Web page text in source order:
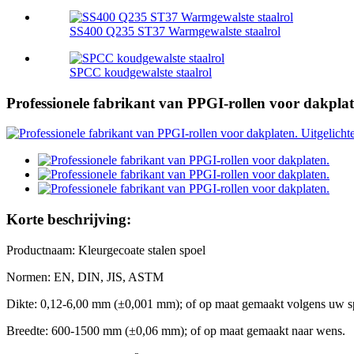
SS400 Q235 ST37 Warmgewalste staalrol
SPCC koudgewalste staalrol
Professionele fabrikant van PPGI-rollen voor
Korte beschrijving:
Productnaam: Kleurgecoate stalen spoel
Normen: EN, DIN, JIS, ASTM
Dikte: 0,12-6,00 mm (±0,001 mm); of op maat gemaakt volgens uw
Breedte: 600-1500 mm (±0,06 mm); of op maat gemaakt naar wens.